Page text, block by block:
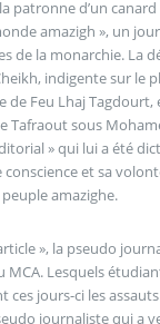
patronne d’un
amazigh », un
de la monarchie. La
indigente sur le
de Feu Lhaj Tagdourt,
Tafraout sous
» qui lui a été
conscience et sa
amazighe.
», la pseudo
MCA. Lesquels
ces jours-ci les
journaliste qui a